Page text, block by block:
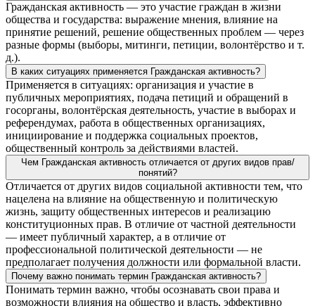
Гражданская активность — это участие граждан в жизни
общества и государства: выражение мнения, влияние на
принятие решений, решение общественных проблем — через
разные формы (выборы, митинги, петиции, волонтёрство и т.
д.).
В каких ситуациях применяется Гражданская активность?
Применяется в ситуациях: организация и участие в
публичных мероприятиях, подача петиций и обращений в
госорганы, волонтёрская деятельность, участие в выборах и
референдумах, работа в общественных организациях,
инициирование и поддержка социальных проектов,
общественный контроль за действиями властей.
Чем Гражданская активность отличается от других видов прав/
понятий?
Отличается от других видов социальной активности тем, что
нацелена на влияние на общественную и политическую
жизнь, защиту общественных интересов и реализацию
конституционных прав. В отличие от частной деятельности
— имеет публичный характер, а в отличие от
профессиональной политической деятельности — не
предполагает получения должности или формальной власти.
Почему важно понимать термин Гражданская активность?
Понимать термин важно, чтобы осознавать свои права и
возможности влияния на общество и власть, эффективно